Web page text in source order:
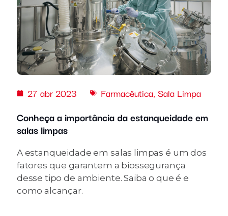
27 abr 2023 Farmacêutica, Sala Limpa
Conheça a importância da estanqueidade em
salas limpas
A estanqueidade em salas limpas é um dos
fatores que garantem a biossegurança
desse tipo de ambiente. Saiba o que é e
como alcançar.